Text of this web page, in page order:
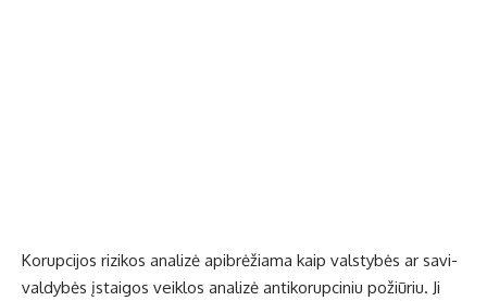
Ko­rup­ci­jos ri­zi­kos ana­li­zė api­brė­žia­ma kaip vals­ty­bės ar sa­vi­
val­dy­bės įstai­gos veik­los ana­li­zė an­ti­ko­rup­ci­niu po­žiū­riu. Ji